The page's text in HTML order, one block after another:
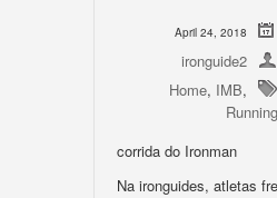
April 24, 2018
ironguide2
Home, IMB,
Running
corrida do Ironman
Na ironguides, atletas